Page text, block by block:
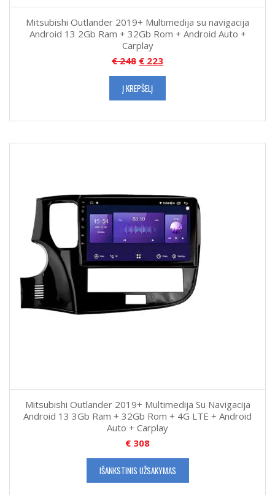
Mitsubishi Outlander 2019+ Multimedija su navigacija
Android 13 2Gb Ram + 32Gb Rom + Android Auto +
Carplay
€248 € 223
Į KREPŠELĮ
Mitsubishi Outlander 2019+ Multimedija Su Navigacija
Android 13 3Gb Ram + 32Gb Rom + 4G LTE + Android
Auto + Carplay
€ 308
IŠANKSTINIS UŽSAKYMAS